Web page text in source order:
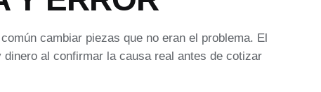
cambiar piezas que no eran el problema. El
al confirmar la causa real antes de cotizar